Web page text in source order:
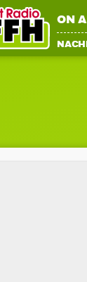
ON